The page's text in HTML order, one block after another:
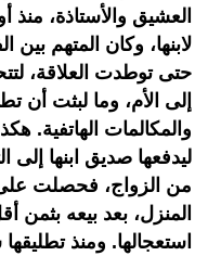
لابنها، وكان المتهم
حتى توطدت العلاقة،
إلى الأم، وما لبثت أن
والمكالمات الهاتفية.
ليدفعها صديق ابنها
من الزواج، فحصلت
المنزل، بعد بيعه بثمن